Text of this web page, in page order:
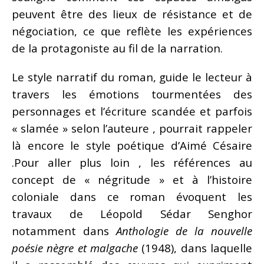
peuvent être des lieux de résistance et de
négociation, ce que reflète les expériences
de la protagoniste au fil de la narration.
Le style narratif du roman, guide le lecteur à
travers les émotions tourmentées des
personnages et l’écriture scandée et parfois
« slamée » selon l’auteure , pourrait rappeler
là encore le style poétique d’Aimé Césaire
.Pour aller plus loin , les références au
concept de « négritude » et à l’histoire
coloniale dans ce roman évoquent les
travaux de Léopold Sédar Senghor
notamment dansAnthologie de la nouvelle
poésie nègre et malgache (1948), dans laquelle